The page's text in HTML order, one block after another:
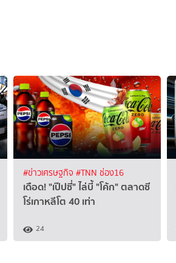
#ข่าวเศรษฐกิจ #TNN ช่อง16
เดือด! "เป๊ปซี่" ไล่บี้ "โค้ก" ตลาดซี
โร่เกาหลีโต 40 เท่า
24